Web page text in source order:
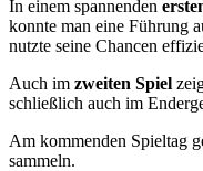
In einem spannenden
konnte man eine Führung
nutzte seine Chancen
Auch im zweiten Spiel
schließlich auch im
Am kommenden Spieltag
sammeln.